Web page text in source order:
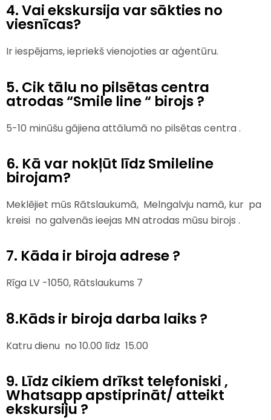
4. Vai ekskursija var sākties no
viesnīcas?
Ir iespējams, iepriekš vienojoties ar aģentūru.
5. Cik tālu no pilsētas centra
atrodas “Smile line “ birojs ?
5-10 minūšu gājiena attālumā no pilsētas centra .
6. Kā var nokļūt līdz Smileline
birojam?
Meklējiet mūs Rātslaukumā, Melngalvju namā, kur pa
kreisi no galvenās ieejas MN atrodas mūsu birojs .
7. Kāda ir biroja adrese ?
Rīga LV -1050, Rātslaukums 7
8.Kāds ir biroja darba laiks ?
Katru dienu no 10.00 līdz 15.00
9. Līdz cikiem drīkst telefoniski ,
Whatsapp apstiprināt/ atteikt
ekskursiju ?